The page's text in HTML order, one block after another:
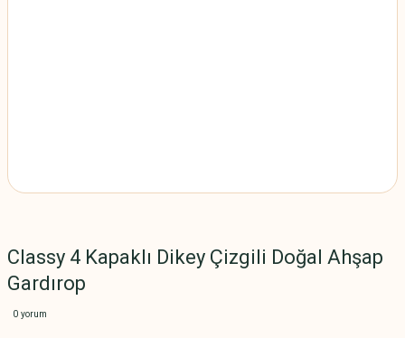
Classy 4 Kapaklı Dikey Çizgili Doğal Ahşap
Gardırop
0 yorum